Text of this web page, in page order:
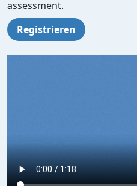
assessment.
Registrieren